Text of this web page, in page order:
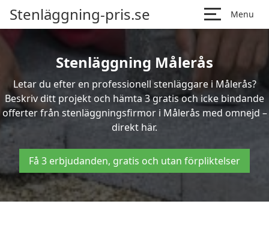
Stenläggning-pris.se Menu
Stenläggning Målerås
Letar du efter en professionell stenläggare i Målerås?
Beskriv ditt projekt och hämta 3 gratis och icke bindande
offerter från stenläggningsfirmor i Målerås med omnejd –
direkt här.
Få 3 erbjudanden, gratis och utan förpliktelser